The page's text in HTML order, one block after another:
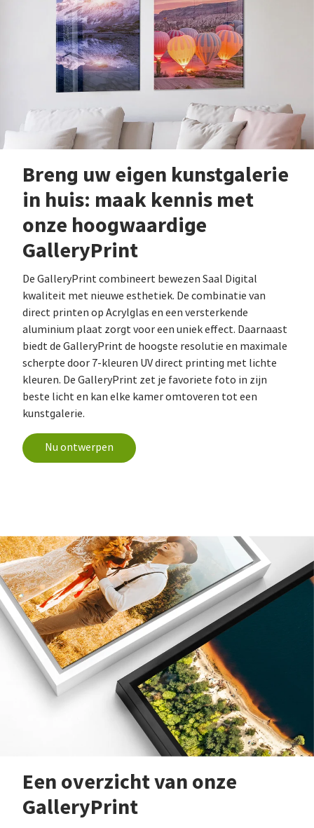
Breng uw eigen kunstgalerie
in huis: maak kennis met
onze hoogwaardige
GalleryPrint
De GalleryPrint combineert bewezen Saal Digital
kwaliteit met nieuwe esthetiek. De combinatie van
direct printen op Acrylglas en een versterkende
aluminium plaat zorgt voor een uniek effect. Daarnaast
biedt de GalleryPrint de hoogste resolutie en maximale
scherpte door 7-kleuren UV direct printing met lichte
kleuren. De GalleryPrint zet je favoriete foto in zijn
beste licht en kan elke kamer omtoveren tot een
kunstgalerie.
Nu ontwerpen
Een overzicht van onze
GalleryPrint